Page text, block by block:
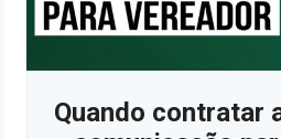
Quando contratar